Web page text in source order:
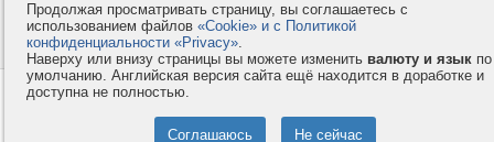
Как оплатить
Форумы
© 2008-2026VMESTE.EU
Продолжая просматривать страницу, вы соглашаетесь с
использованием файлов «Cookie» и с Политикой
конфиденциальности «Privacy».
Наверху или внизу страницы вы можете изменить валюту и язык по
умолчанию. Английская версия сайта ещё находится в доработке и
доступна не полностью.